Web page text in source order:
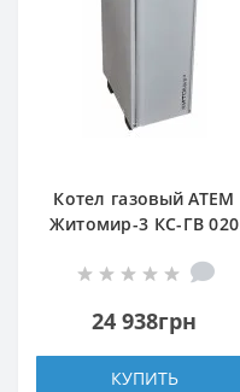
Котел газовый АТЕМ
Житомир-3 КС-ГВ 020
24 938грн
КУПИТЬ